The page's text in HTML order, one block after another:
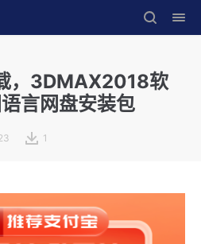
，3DMAX2018软
言网盘安装包
1